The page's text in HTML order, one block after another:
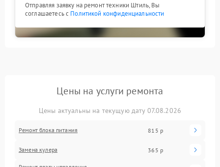
Отправляя заявку на ремонт техники Штиль, Вы
соглашаетесь с Политикой конфиденциальности
Цены на услуги ремонта
Цены актуальны на текущую дату 07.08.2026
Ремонт блока питания 815 р
Замена кулера 365 р